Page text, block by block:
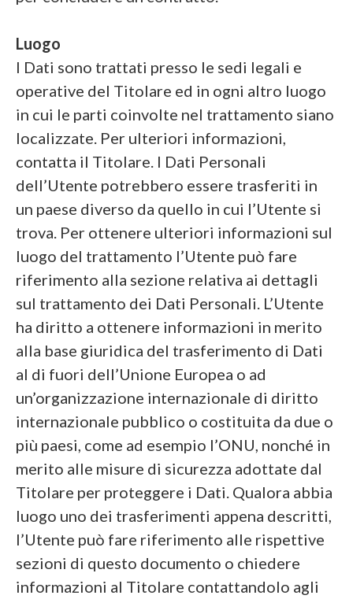
Luogo
I Dati sono trattati presso le sedi legali e
operative del Titolare ed in ogni altro luogo
in cui le parti coinvolte nel trattamento siano
localizzate. Per ulteriori informazioni,
contatta il Titolare. I Dati Personali
dell’Utente potrebbero essere trasferiti in
un paese diverso da quello in cui l’Utente si
trova. Per ottenere ulteriori informazioni sul
luogo del trattamento l’Utente può fare
riferimento alla sezione relativa ai dettagli
sul trattamento dei Dati Personali. L’Utente
ha diritto a ottenere informazioni in merito
alla base giuridica del trasferimento di Dati
al di fuori dell’Unione Europea o ad
un’organizzazione internazionale di diritto
internazionale pubblico o costituita da due o
più paesi, come ad esempio l’ONU, nonché in
merito alle misure di sicurezza adottate dal
Titolare per proteggere i Dati. Qualora abbia
luogo uno dei trasferimenti appena descritti,
l’Utente può fare riferimento alle rispettive
sezioni di questo documento o chiedere
informazioni al Titolare contattandolo agli